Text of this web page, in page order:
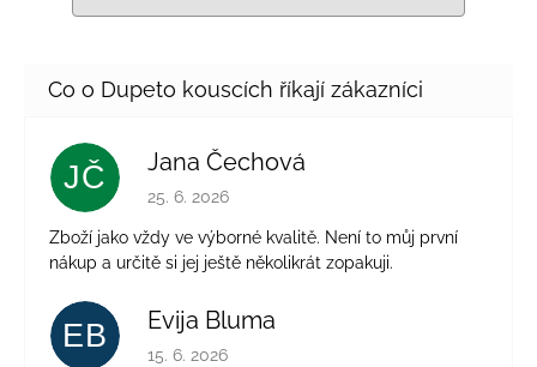
JČ Jana Čechová
Hodnocení obchodu je 5 z 5 hvězdiček.
25. 6. 2026
Zboží jako vždy ve výborné kvalitě. Není to můj první
nákup a určitě si jej ještě několikrát zopakuji.
EB Evija Bluma
Hodnocení obchodu je 5 z 5 hvězdiček.
15. 6. 2026